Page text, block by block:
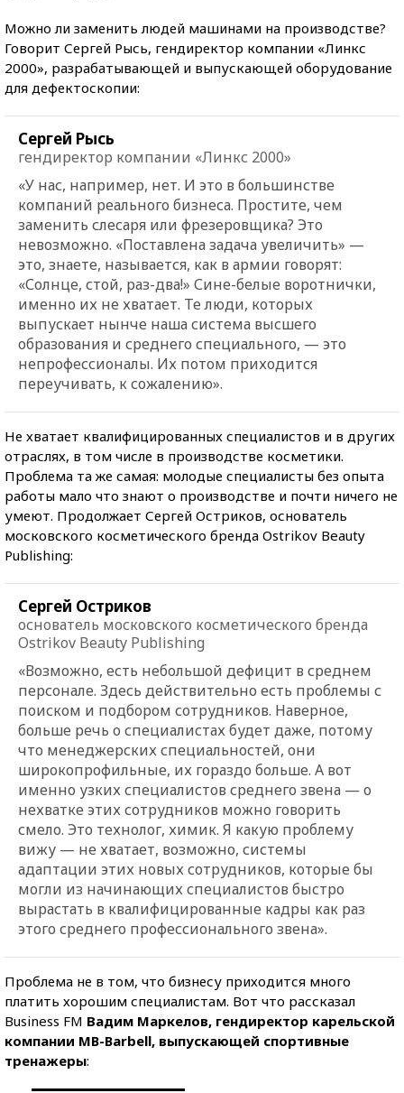
Можно ли заменить людей машинами на производстве?
Говорит Сергей Рысь, гендиректор компании «Линкс
2000», разрабатывающей и выпускающей оборудование
для дефектоскопии:
Сергей Рысь
гендиректор компании «Линкс 2000»
«У нас, например, нет. И это в большинстве
компаний реального бизнеса. Простите, чем
заменить слесаря или фрезеровщика? Это
невозможно. «Поставлена задача увеличить» —
это, знаете, называется, как в армии говорят:
«Солнце, стой, раз-два!» Сине-белые воротнички,
именно их не хватает. Те люди, которых
выпускает нынче наша система высшего
образования и среднего специального, — это
непрофессионалы. Их потом приходится
переучивать, к сожалению».
Не хватает квалифицированных специалистов и в других
отраслях, в том числе в производстве косметики.
Проблема та же самая: молодые специалисты без опыта
работы мало что знают о производстве и почти ничего не
умеют. Продолжает Сергей Остриков, основатель
московского косметического бренда Ostrikov Beauty
Publishing:
Сергей Остриков
основатель московского косметического бренда
Ostrikov Beauty Publishing
«Возможно, есть небольшой дефицит в среднем
персонале. Здесь действительно есть проблемы с
поиском и подбором сотрудников. Наверное,
больше речь о специалистах будет даже, потому
что менеджерских специальностей, они
широкопрофильные, их гораздо больше. А вот
именно узких специалистов среднего звена — о
нехватке этих сотрудников можно говорить
смело. Это технолог, химик. Я какую проблему
вижу — не хватает, возможно, системы
адаптации этих новых сотрудников, которые бы
могли из начинающих специалистов быстро
вырастать в квалифицированные кадры как раз
этого среднего профессионального звена».
Проблема не в том, что бизнесу приходится много
платить хорошим специалистам. Вот что рассказал
Business FM Вадим Маркелов, гендиректор карельской
компании MB-Barbell, выпускающей спортивные
тренажеры: